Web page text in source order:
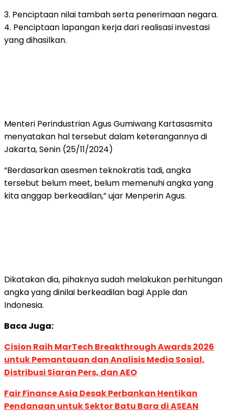
3. Penciptaan nilai tambah serta penerimaan negara.
4. Penciptaan lapangan kerja dari realisasi investasi
yang dihasilkan.
Menteri Perindustrian Agus Gumiwang Kartasasmita
menyatakan hal tersebut dalam keterangannya di
Jakarta, Senin (25/11/2024)
“Berdasarkan asesmen teknokratis tadi, angka
tersebut belum meet, belum memenuhi angka yang
kita anggap berkeadilan,” ujar Menperin Agus.
Dikatakan dia, pihaknya sudah melakukan perhitungan
angka yang dinilai berkeadilan bagi Apple dan
Indonesia.
Baca Juga:
Cision Raih MarTech Breakthrough Awards 2026
untuk Pemantauan dan Analisis Media Sosial,
Distribusi Siaran Pers, dan AEO
Fair Finance Asia Desak Perbankan Hentikan
Pendanaan untuk Sektor Batu Bara di ASEAN